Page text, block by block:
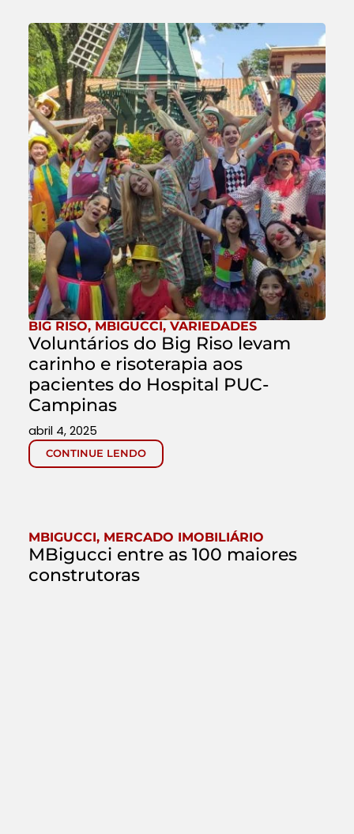
BIG RISO, MBIGUCCI, VARIEDADES
Voluntários do Big Riso levam
carinho e risoterapia aos
pacientes do Hospital PUC-
Campinas
CONTINUE LENDO
abril 4, 2025
MBIGUCCI, MERCADO IMOBILIÁRIO
MBigucci entre as 100 maiores
construtoras